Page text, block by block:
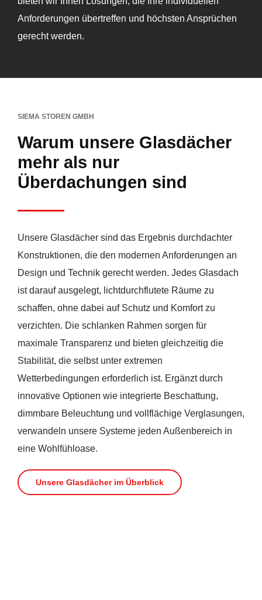
Anforderungen übertreffen und höchsten Ansprüchen
gerecht werden.
SIEMA STOREN GMBH
Warum unsere Glasdächer
mehr als nur
Überdachungen sind
Unsere Glasdächer sind das Ergebnis durchdachter
Konstruktionen, die den modernen Anforderungen an
Design und Technik gerecht werden. Jedes Glasdach
ist darauf ausgelegt, lichtdurchflutete Räume zu
schaffen, ohne dabei auf Schutz und Komfort zu
verzichten. Die schlanken Rahmen sorgen für
maximale Transparenz und bieten gleichzeitig die
Stabilität, die selbst unter extremen
Wetterbedingungen erforderlich ist. Ergänzt durch
innovative Optionen wie integrierte Beschattung,
dimmbare Beleuchtung und vollflächige Verglasungen,
verwandeln unsere Systeme jeden Außenbereich in
eine Wohlfühloase.
Unsere Glasdächer im Überblick